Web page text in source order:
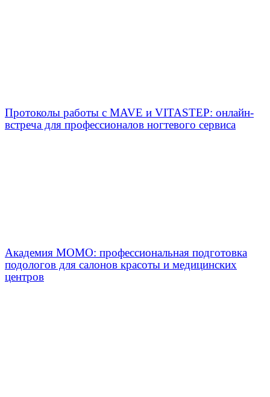
Протоколы работы с MAVE и VITASTEP: онлайн-
встреча для профессионалов ногтевого сервиса
Академия МОМО: профессиональная подготовка
подологов для салонов красоты и медицинских
центров